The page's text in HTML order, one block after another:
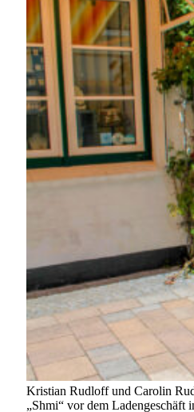
Kristian Rudloff und Carolin
„Shmi“ vor dem Ladengeschäft